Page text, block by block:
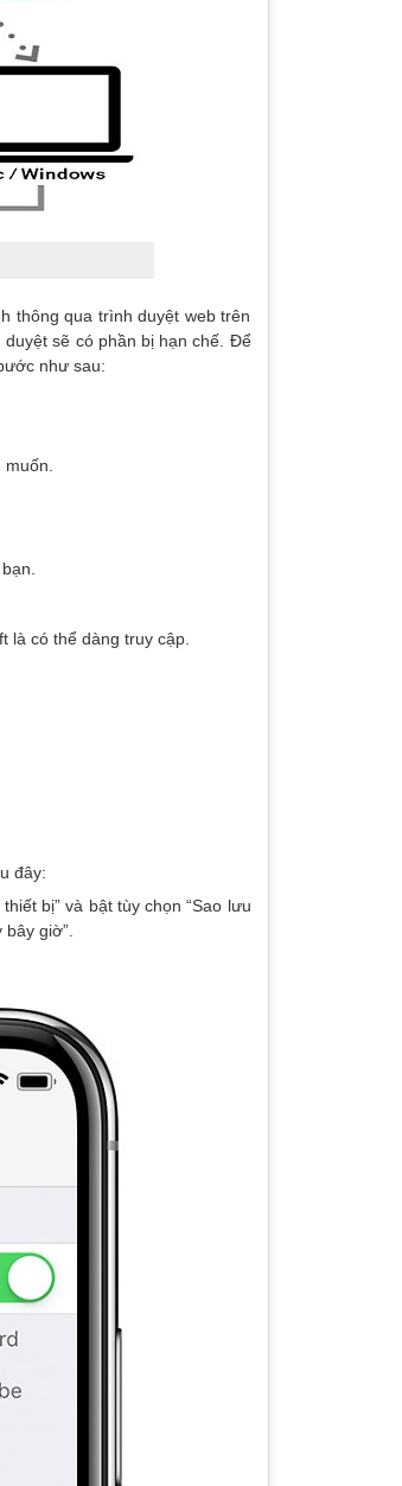
thông qua trình duyệt web trên
sẽ có phần bị hạn chế. Để
như sau:
là có thể dàng truy cập.
đây:
bị” và bật tùy chọn “Sao lưu
giờ”.